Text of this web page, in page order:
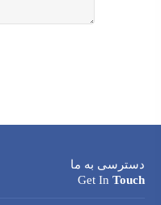
دسترسی به ما
Get In Touch